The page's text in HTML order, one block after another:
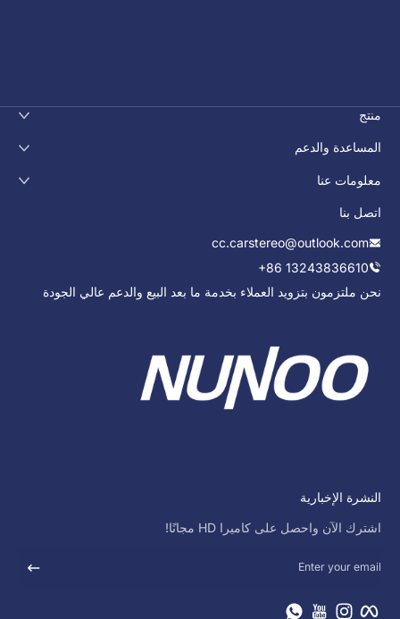
منتج
المساعدة والدعم
معلومات عنا
اتصل بنا
cc.carstereo@outlook.com
+86 13243836610
نحن ملتزمون بتزويد العملاء بخدمة ما بعد البيع والدعم عالي الجودة
النشرة الإخبارية
اشترك الآن واحصل على كاميرا HD مجانًا!
Enter your email
فيسبوكانستجرام
يوتيوب